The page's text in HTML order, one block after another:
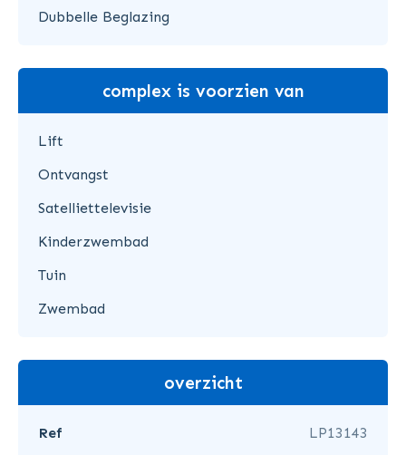
Dubbelle Beglazing
complex is voorzien van
Lift
Ontvangst
Satelliettelevisie
Kinderzwembad
Tuin
Zwembad
overzicht
Ref
LP13143